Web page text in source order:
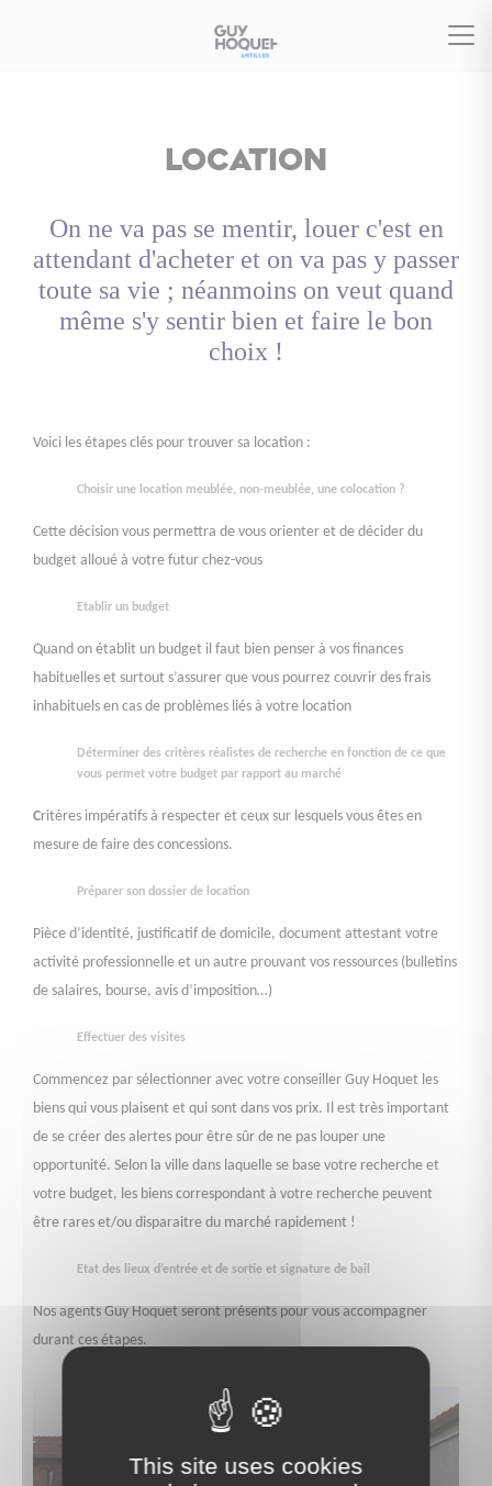
location
On ne va pas se mentir, louer c'est en
attendant d'acheter et on va pas y passer
toute sa vie ; néanmoins on veut quand
même s'y sentir bien et faire le bon
choix !
Voici les étapes clés pour trouver sa location :
Choisir une location meublée, non-meublée, une colocation ?
Cette décision vous permettra de vous orienter et de décider du
budget alloué à votre futur chez-vous
Etablir un budget
Quand on établit un budget il faut bien penser à vos finances
habituelles et surtout s’assurer que vous pourrez couvrir des frais
inhabituels en cas de problèmes liés à votre location
Déterminer des critères réalistes de recherche en fonction de ce que
vous permet votre budget par rapport au marché
​​​​​​​Critères impératifs à respecter et ceux sur lesquels vous êtes en
mesure de faire des concessions.​​​​​​​
Préparer son dossier de location
Pièce d’identité, justificatif de domicile, document attestant votre
activité professionnelle et un autre prouvant vos ressources (bulletins
de salaires, bourse, avis d’imposition…)
Effectuer des visites
Commencez par sélectionner avec votre conseiller Guy Hoquet les
biens qui vous plaisent et qui sont dans vos prix. Il est très important
de se créer des alertes pour être sûr de ne pas louper une
opportunité. Selon la ville dans laquelle se base votre recherche et
votre budget, les biens correspondant à votre recherche peuvent
être rares et/ou disparaitre du marché rapidement !
Etat des lieux d’entrée et de sortie et signature de bail
Nos agents Guy Hoquet seront présents pour vous accompagner
durant ces étapes.
This site uses cookies